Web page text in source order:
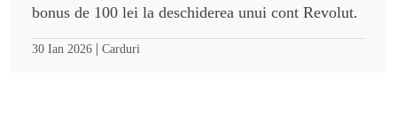
bonus de 100 lei la deschiderea unui cont Revolut.
30 Ian 2026 | Carduri